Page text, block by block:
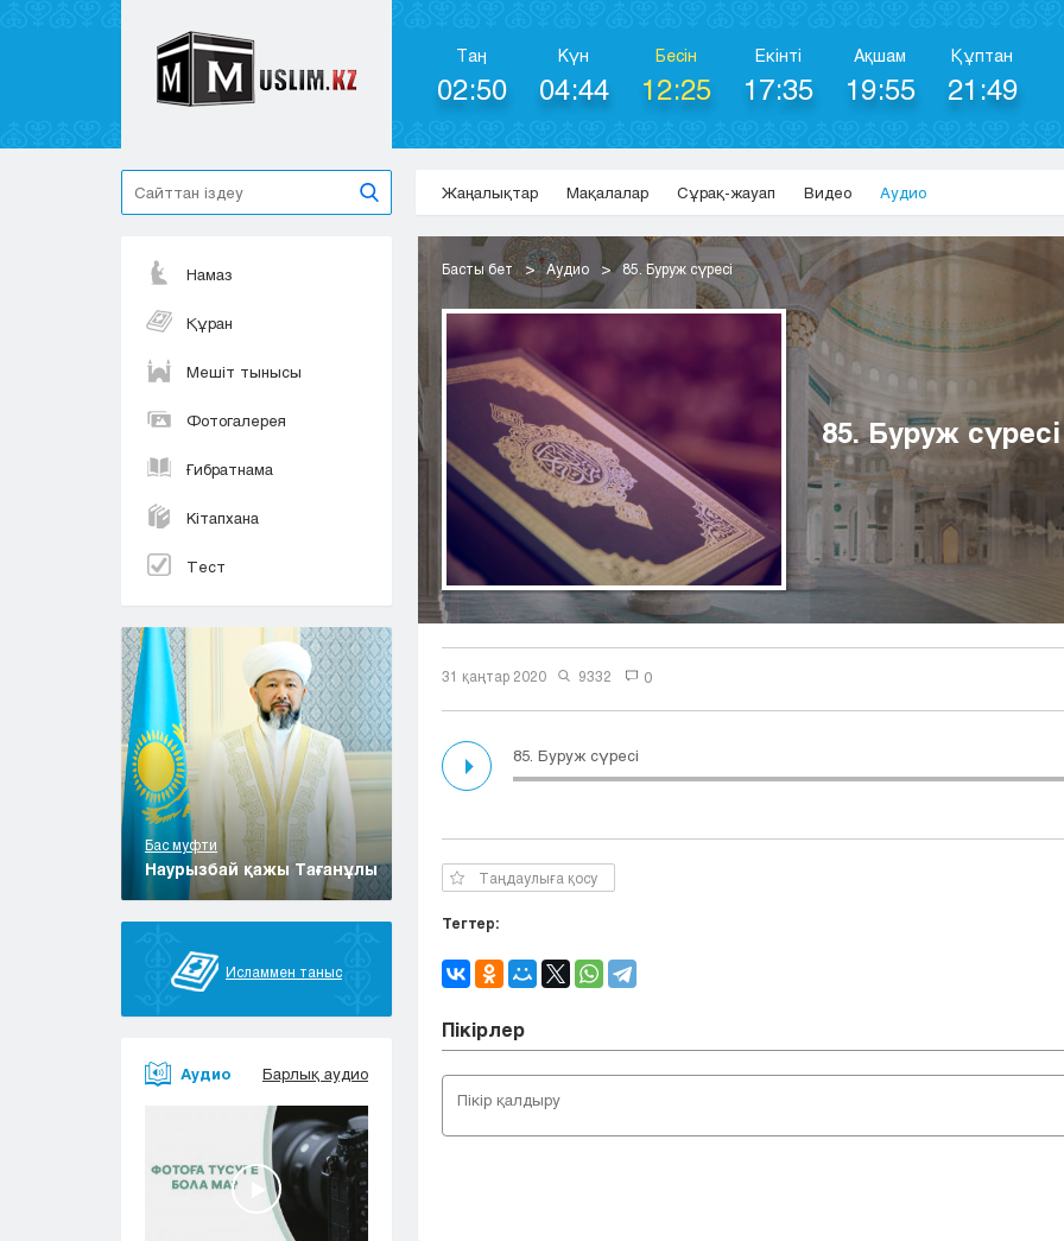
Таң
02:50
Күн
04:44
Бесін
12:25
Екінті
17:35
Ақшам
19:55
Құптан
21:49
Жаңалықтар Мақалалар Сұрақ-жауап Видео Аудио
Намаз
Құран
Мешіт тынысы
Фотогалерея
Ғибратнама
Кітапхана
Тест
Бас муфти
Наурызбай қажы Тағанұлы
Исламмен таныс
Аудио Барлық аудио
Басты бет Аудио 85. Буруж сүресі
85. Буруж сүресі
31 қаңтар 2020 9332 0
85. Буруж сүресі
Таңдаулыға қосу
Тегтер:
Пікірлер